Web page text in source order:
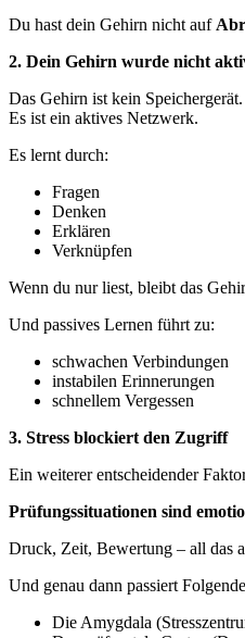
Du hast dein Gehirn nicht auf
2. Dein Gehirn wurde nicht
Das Gehirn ist kein Speichergerät.
Es ist ein aktives Netzwerk.
Es lernt durch:
Fragen
Denken
Erklären
Verknüpfen
Wenn du nur liest, bleibt das
Und passives Lernen führt zu:
schwachen Verbindungen
instabilen Erinnerungen
schnellem Vergessen
3. Stress blockiert den Zugriff
Ein weiterer entscheidender
Prüfungssituationen sind
Druck, Zeit, Bewertung – all das
Und genau dann passiert
Die Amygdala